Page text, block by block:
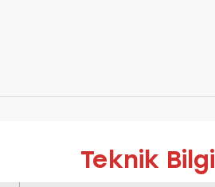
Teknik Bilgi